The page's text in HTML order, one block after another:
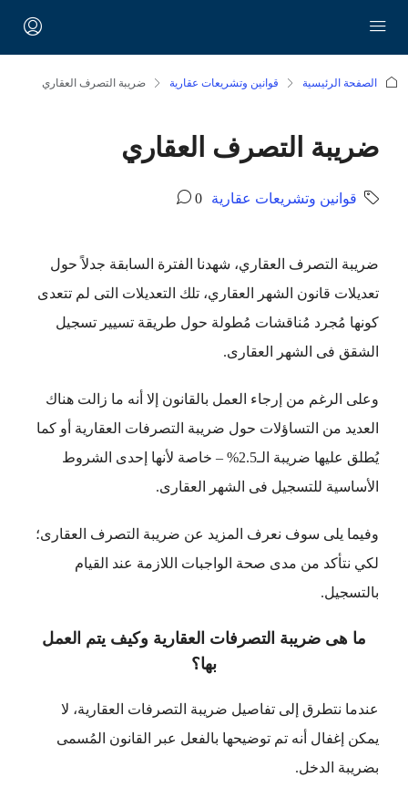
الصفحة الرئيسية قوانين وتشريعات عقارية ضريبة التصرف العقاري
ضريبة التصرف العقاري
قوانين وتشريعات عقارية 0
ضريبة التصرف العقاري، شهدنا الفترة السابقة جدلاً حول
تعديلات قانون الشهر العقاري، تلك التعديلات التى لم تتعدى
كونها مُجرد مُناقشات مُطولة حول طريقة تسيير تسجيل
الشقق فى الشهر العقارى.
وعلى الرغم من إرجاء العمل بالقانون إلا أنه ما زالت هناك
العديد من التساؤلات حول ضريبة التصرفات العقارية أو كما
يُطلق عليها ضريبة الـ2.5% – خاصة لأنها إحدى الشروط
الأساسية للتسجيل فى الشهر العقارى.
وفيما يلى سوف نعرف المزيد عن ضريبة التصرف العقارى؛
لكي نتأكد من مدى صحة الواجبات اللازمة عند القيام
بالتسجيل.
ما هى ضريبة التصرفات العقارية وكيف يتم العمل
بها؟
عندما نتطرق إلى تفاصيل ضريبة التصرفات العقارية، لا
يمكن إغفال أنه تم توضيحها بالفعل عبر القانون المُسمى
بضريبة الدخل.